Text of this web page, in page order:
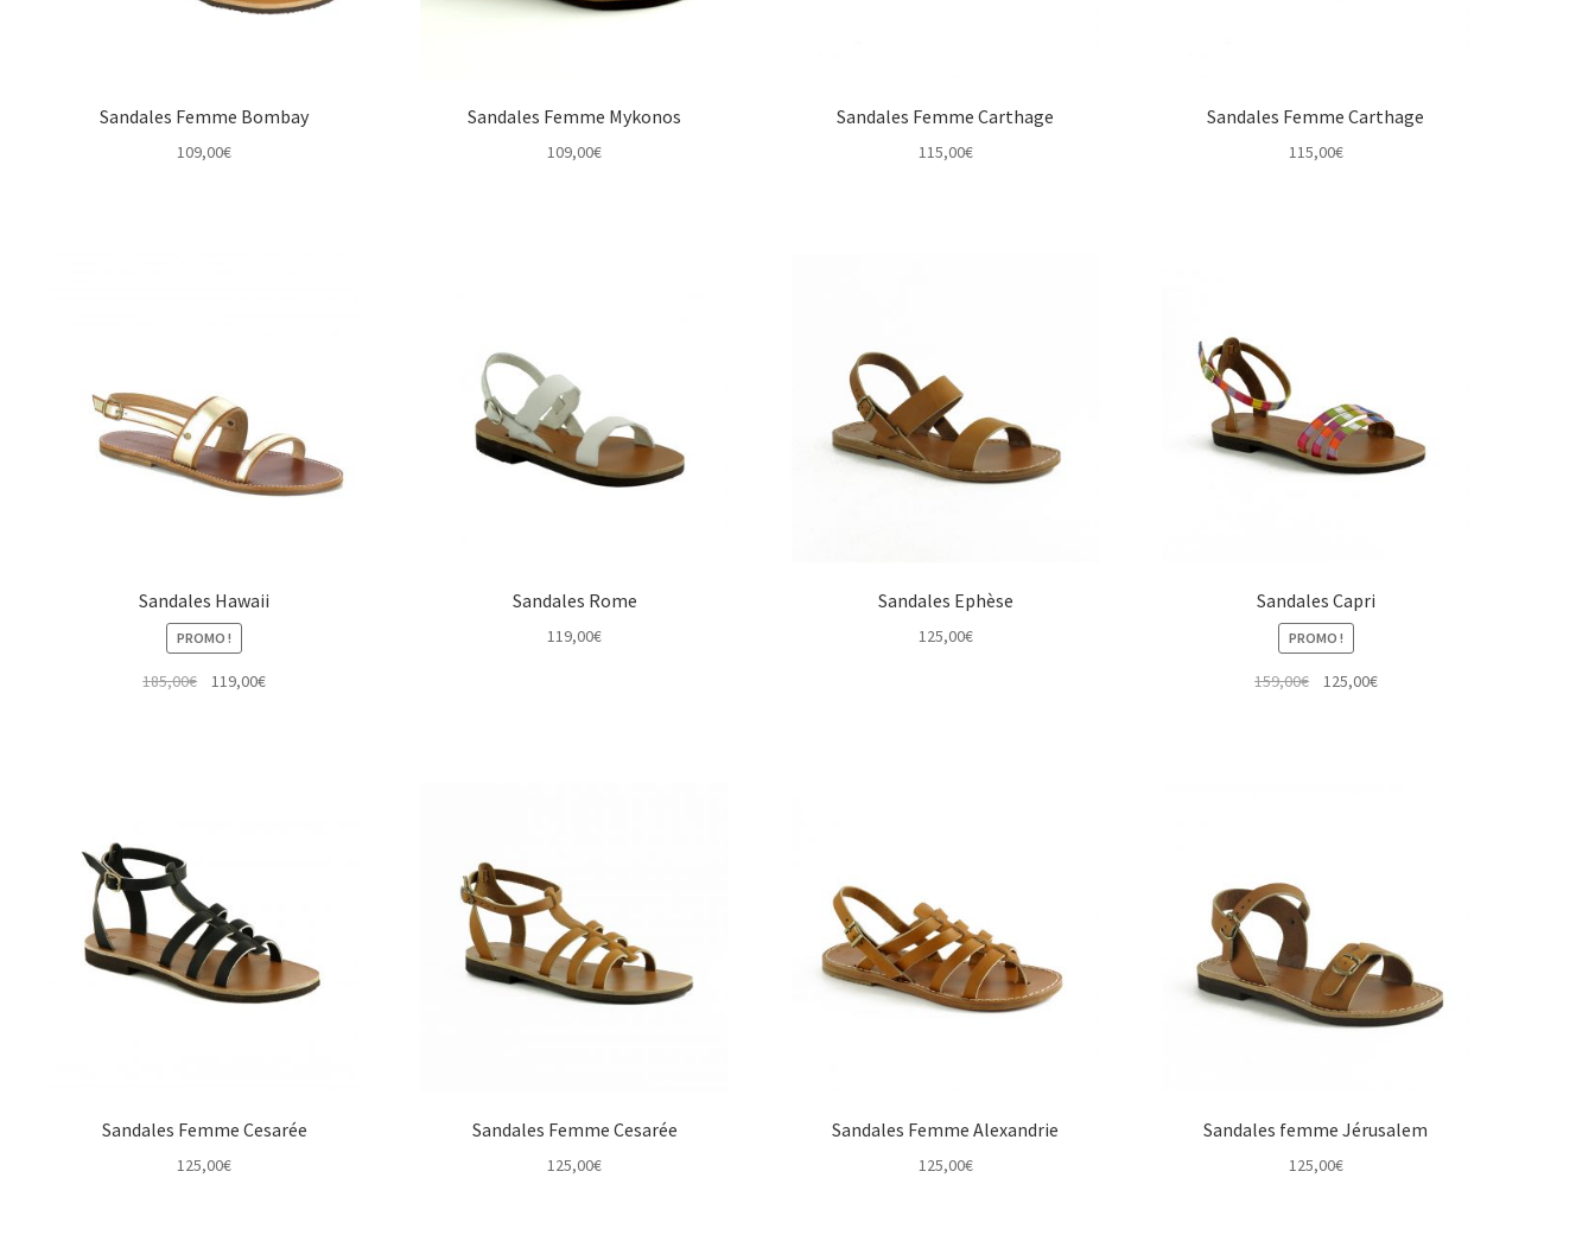
Sandales Femme Bombay
109,00€
Sandales Femme Mykonos
109,00€
Sandales Femme Carthage
115,00€
Sandales Femme Carthage
115,00€
Sandales Hawaii
PROMO !
185,00€
Le119,00€Le
Sandales Rome
119,00€
Sandales Ephèse
125,00€
Sandales Capri
PROMO !
159,00€
Le125,00€Le
Sandales Femme Cesarée
125,00€
Sandales Femme Cesarée
125,00€
Sandales Femme Alexandrie
125,00€
Sandales femme Jérusalem
125,00€